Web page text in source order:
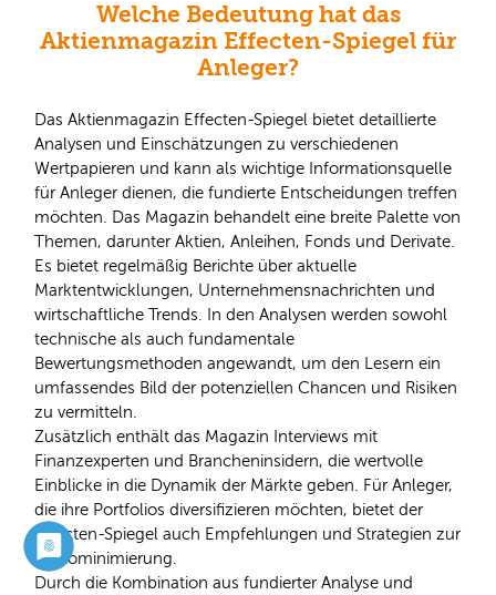
Welche Bedeutung hat das
Aktienmagazin Effecten-Spiegel für
Anleger?
Das Aktienmagazin Effecten-Spiegel bietet detaillierte
Analysen und Einschätzungen zu verschiedenen
Wertpapieren und kann als wichtige Informationsquelle
für Anleger dienen, die fundierte Entscheidungen treffen
möchten. Das Magazin behandelt eine breite Palette von
Themen, darunter Aktien, Anleihen, Fonds und Derivate.
Es bietet regelmäßig Berichte über aktuelle
Marktentwicklungen, Unternehmensnachrichten und
wirtschaftliche Trends. In den Analysen werden sowohl
technische als auch fundamentale
Bewertungsmethoden angewandt, um den Lesern ein
umfassendes Bild der potenziellen Chancen und Risiken
zu vermitteln.
Zusätzlich enthält das Magazin Interviews mit
Finanzexperten und Brancheninsidern, die wertvolle
Einblicke in die Dynamik der Märkte geben. Für Anleger,
die ihre Portfolios diversifizieren möchten, bietet der
Effecten-Spiegel auch Empfehlungen und Strategien zur
Risikominimierung.
Durch die Kombination aus fundierter Analyse und